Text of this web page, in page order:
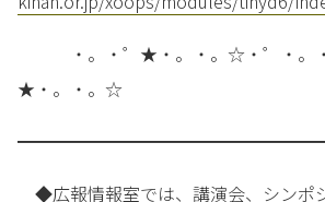
・。・゜★・。・。☆・゜・。・
★・。・。☆
◆広報情報室では、講演会、シンポ